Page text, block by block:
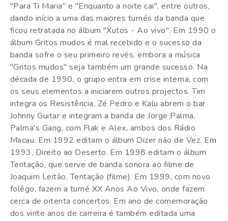
"Para Ti Maria" e "Enquanto a noite cai", entre outros,
dando início a uma das maiores turnés da banda que
ficou retratada no álbum "Xutos - Ao vivo". Em 1990 o
álbum Gritos mudos é mal recebido e o sucesso da
banda sofre o seu primeiro revés, embora a música
"Gritos mudos" seja também um grande sucesso. Na
década de 1990, o grupo entra em crise interna, com
os seus elementos a iniciarem outros projectos. Tim
integra os Resistência, Zé Pedro e Kalu abrem o bar
Johnny Guitar e integram a banda de Jorge Palma,
Palma's Gang, com Flak e Alex, ambos dos Rádio
Macau. Em 1992 editam o álbum Dizer não de Vez. Em
1993, Direito ao Deserto. Em 1998 editam o álbum
Tentação, que serve de banda sonora ao filme de
Joaquim Leitão, Tentação (filme). Em 1999, com novo
folêgo, fazem a turné XX Anos Ao Vivo, onde fazem
cerca de oitenta concertos. Em ano de comemoração
dos vinte anos de carreira é também editada uma